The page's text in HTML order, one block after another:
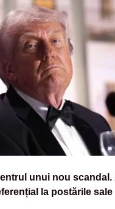
unui nou scandal.
la postările sale